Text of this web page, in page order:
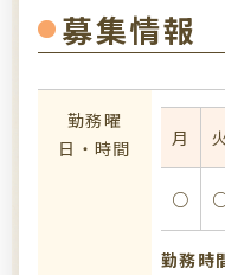
募集情報
勤務曜
日・時間
月
○
勤務時